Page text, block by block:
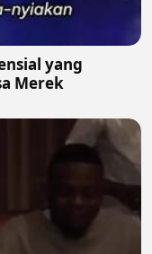
yang
Merek